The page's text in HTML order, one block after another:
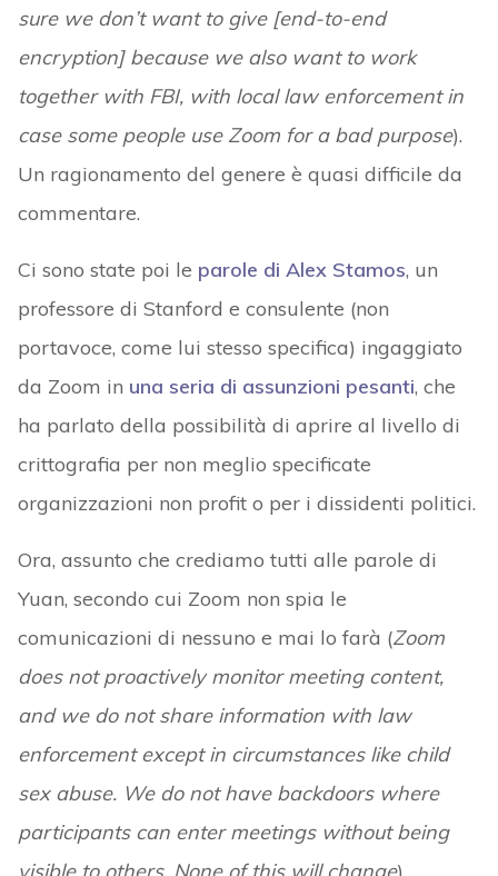
sure we don’t want to give [end-to-end
encryption] because we also want to work
together with FBI, with local law enforcement in
case some people use Zoom for a bad purpose).
Un ragionamento del genere è quasi difficile da
commentare.
Ci sono state poi le parole di Alex Stamos, un
professore di Stanford e consulente (non
portavoce, come lui stesso specifica) ingaggiato
da Zoom in una seria di assunzioni pesanti, che
ha parlato della possibilità di aprire al livello di
crittografia per non meglio specificate
organizzazioni non profit o per i dissidenti politici.
Ora, assunto che crediamo tutti alle parole di
Yuan, secondo cui Zoom non spia le
comunicazioni di nessuno e mai lo farà (Zoom
does not proactively monitor meeting content,
and we do not share information with law
enforcement except in circumstances like child
sex abuse. We do not have backdoors where
participants can enter meetings without being